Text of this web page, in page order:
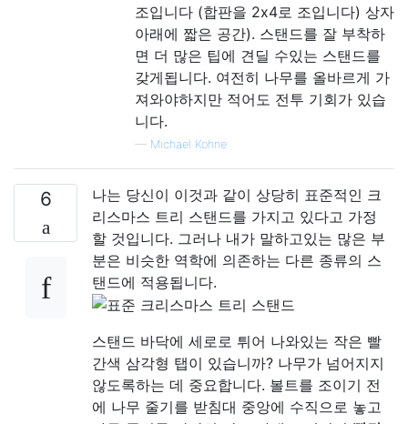
조입니다 (합판을 2x4로 조입니다) 상자
아래에 짧은 공간). 스탠드를 잘 부착하
면 더 많은 팁에 견딜 수있는 스탠드를
갖게됩니다. 여전히 나무를 올바르게 가
져와야하지만 적어도 전투 기회가 있습
니다.
— Michael Kohne
6
나는 당신이 이것과 같이 상당히 표준적인 크
리스마스 트리 스탠드를 가지고 있다고 가정
할 것입니다. 그러나 내가 말하고있는 많은 부
분은 비슷한 역학에 의존하는 다른 종류의 스
탠드에 적용됩니다.
스탠드 바닥에 세로로 튀어 나와있는 작은 빨
간색 삼각형 탭이 있습니까? 나무가 넘어지지
않도록하는 데 중요합니다. 볼트를 조이기 전
에 나무 줄기를 받침대 중앙에 수직으로 놓고